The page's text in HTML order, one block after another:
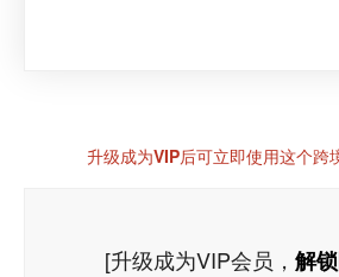
升级成为VIP后可立即使用这个跨
[升级成为VIP会员， 解